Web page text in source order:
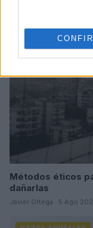
Métodos éticos
dañarlas
Javier Ortega · 5 Ago